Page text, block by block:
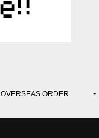
OVERSEAS ORDER